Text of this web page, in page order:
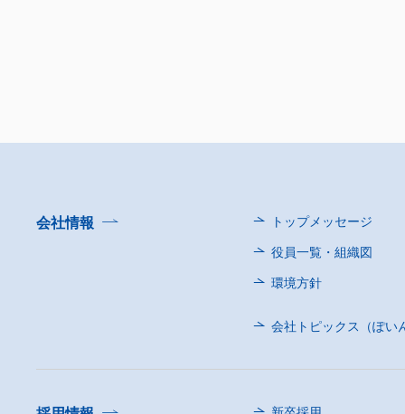
会社情報
トップメッセージ
役員一覧・組織図
環境方針
会社トピックス（ぽい